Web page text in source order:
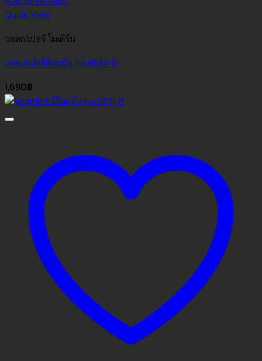
Quick View
วอลเปเปอร์ โมเดิร์น
วอลเปเปอร์ติดผนัง No.8614-5
1,690฿